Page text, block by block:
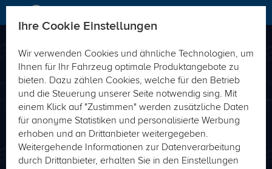
Direkt passende Produkte zu Ihrem Fahrzeug-
Typ finden
Fahrzeug-Typ Schlüsselnummer (HSN/TSN)
Ihre Cookie Einstellungen
Wir verwenden Cookies und ähnliche Technologien, um
Ihnen für Ihr Fahrzeug optimale Produktangebote zu
bieten. Dazu zählen Cookies, welche für den Betrieb
und die Steuerung unserer Seite notwendig sing. Mit
einem Klick auf "Zustimmen" werden zusätzliche Daten
für anonyme Statistiken und personalisierte Werbung
erhoben und an Drittanbieter weitergegeben.
Weitergehende Informationen zur Datenverarbeitung
durch Drittanbieter, erhalten Sie in den Einstellungen